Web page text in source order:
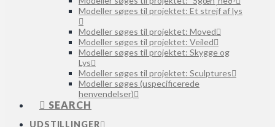
Modeller søges til projektet: Et strejf af lys
Modeller søges til projektet: Moved
Modeller søges til projektet: Veiled
Modeller søges til projektet: Skygge og
Lys
Modeller søges til projektet: Sculptures
Modeller søges (uspecificerede
henvendelser)
SEARCH
UDSTILLINGER